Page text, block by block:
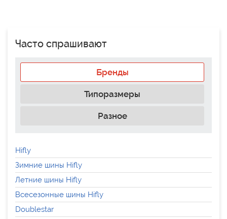
Часто спрашивают
Бренды
Типоразмеры
Разное
Hifly
Зимние шины Hifly
Летние шины Hifly
Всесезонные шины Hifly
Doublestar